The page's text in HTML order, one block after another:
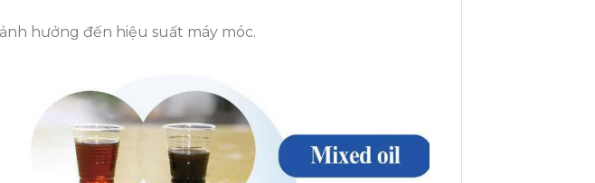
hưởng đến hiệu suất máy móc.